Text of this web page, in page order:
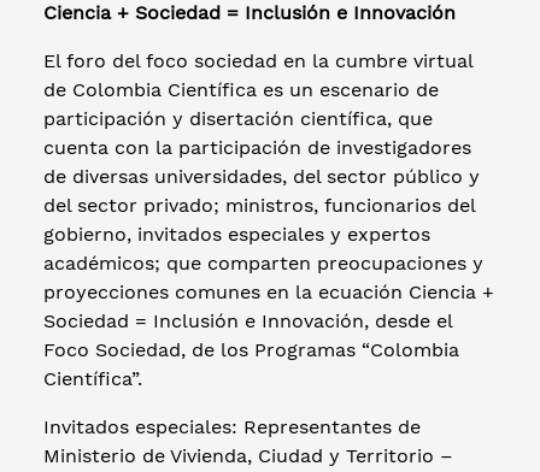
Ciencia + Sociedad = Inclusión e Innovación
El foro del foco sociedad en la cumbre virtual
de Colombia Científica es un escenario de
participación y disertación científica, que
cuenta con la participación de investigadores
de diversas universidades, del sector público y
del sector privado; ministros, funcionarios del
gobierno, invitados especiales y expertos
académicos; que comparten preocupaciones y
proyecciones comunes en la ecuación Ciencia +
Sociedad = Inclusión e Innovación, desde el
Foco Sociedad, de los Programas “Colombia
Científica”.
Invitados especiales: Representantes de
Ministerio de Vivienda, Ciudad y Territorio –